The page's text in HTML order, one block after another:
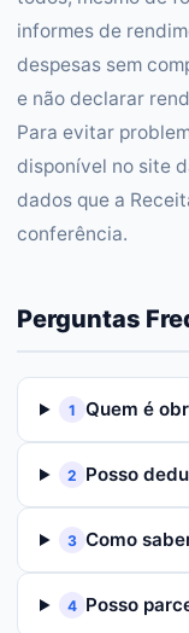
informes de
despesas sem
e não declarar
Para evitar
disponível no site
dados que a
conferência.
Perguntas
1 Quem é
2 Posso
3 Como
4 Posso